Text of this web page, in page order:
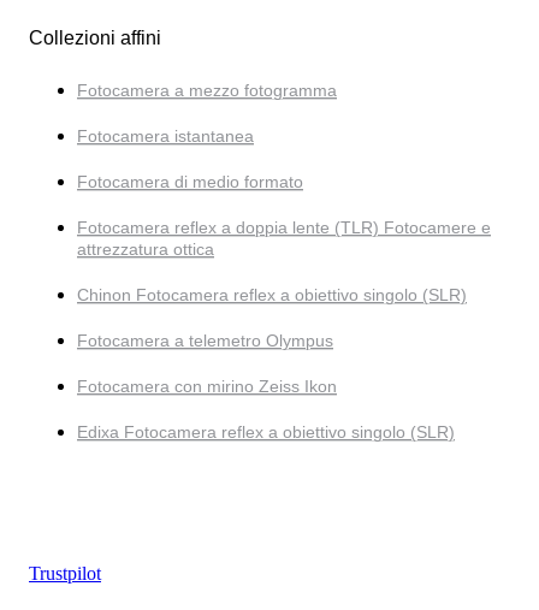
Collezioni affini
Fotocamera a mezzo fotogramma
Fotocamera istantanea
Fotocamera di medio formato
Fotocamera reflex a doppia lente (TLR) Fotocamere e
attrezzatura ottica
Chinon Fotocamera reflex a obiettivo singolo (SLR)
Fotocamera a telemetro Olympus
Fotocamera con mirino Zeiss Ikon
Edixa Fotocamera reflex a obiettivo singolo (SLR)
Trustpilot